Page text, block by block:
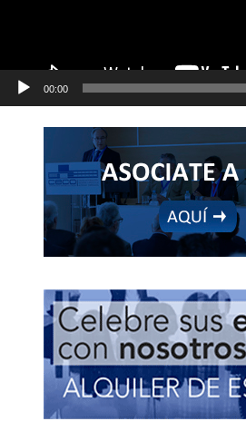
00:00